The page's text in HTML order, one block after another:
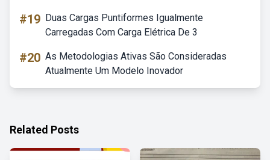
#19 Duas Cargas Puntiformes Igualmente
Carregadas Com Carga Elétrica De 3
#20 As Metodologias Ativas São Consideradas
Atualmente Um Modelo Inovador
Related Posts